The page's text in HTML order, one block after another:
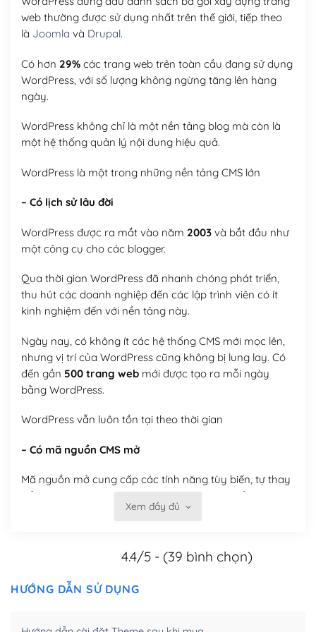
web thường được sử dụng nhất trên thế giới, tiếp theo
là Joomla và Drupal.
Có hơn 29%các trang web trên toàn cầu đang sử dụng
WordPress, với số lượng không ngừng tăng lên hàng
ngày.
WordPress không chỉ là một nền tảng blog mà còn là
một hệ thống quản lý nội dung hiệu quả.
WordPress là một trong những nền tảng CMS lớn
– Có lịch sử lâu đời
WordPress được ra mắt vào năm 2003và bắt đầu như
một công cụ cho các blogger.
Qua thời gian WordPress đã nhanh chóng phát triển,
thu hút các doanh nghiệp đến các lập trình viên có ít
kinh nghiệm đến với nền tảng này.
Ngày nay, có không ít các hệ thống CMS mới mọc lên,
nhưng vị trí của WordPress cũng không bị lung lay. Có
đến gần 500 trang webmới được tạo ra mỗi ngày
bằng WordPress.
WordPress vẫn luôn tồn tại theo thời gian
– Có mã nguồn CMS mở
Mã nguồn mở cung cấp các tính năng tùy biến, tự thay
đổi theme, tự cài plugin, tự quản lý, bạn có thể tùy chỉnh
nó theo ý bạn mà không phải sử dụng dịch vụ tại bất
Việc của bạn là đăng ký một tên miền và hosting để
Xem đầy đủ
4.4/5 - (39 bình chọn)
HƯỚNG DẪN SỬ DỤNG